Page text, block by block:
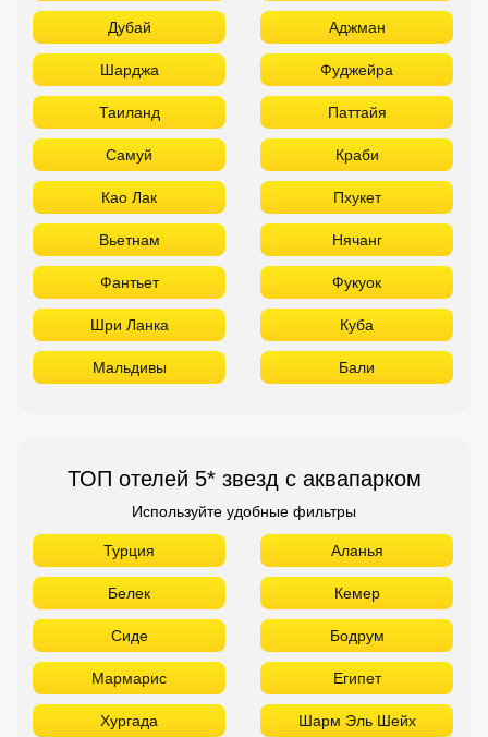
Дубай Аджман
Шарджа Фуджейра
Таиланд Паттайя
Самуй Краби
Као Лак Пхукет
Вьетнам Нячанг
Фантьет Фукуок
Шри Ланка Куба
Мальдивы Бали
ТОП отелей 5* звезд с аквапарком
Используйте удобные фильтры
Турция Аланья
Белек Кемер
Сиде Бодрум
Мармарис Египет
Хургада Шарм Эль Шейх